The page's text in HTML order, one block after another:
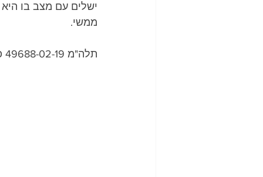
ישלים עם מצב בו
ממשי.
תלה"מ 49688-02-19 פ' נ' פ'